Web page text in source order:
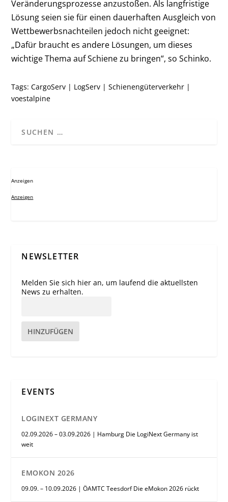
Veränderungsprozesse anzustoßen. Als langfristige
Lösung seien sie für einen dauerhaften Ausgleich von
Wettbewerbsnachteilen jedoch nicht geeignet:
„Dafür braucht es andere Lösungen, um dieses
wichtige Thema auf Schiene zu bringen“, so Schinko.
Tags:CargoServ | LogServ |Schienengüterverkehr |
voestalpine
Anzeigen
Anzeigen
NEWSLETTER
Melden Sie sich hier an, um laufend die aktuellsten
News zu erhalten.
HINZUFÜGEN
EVENTS
LOGINEXT GERMANY
02.09.2026 – 03.09.2026 | Hamburg Die LogiNext Germany ist
weit
EMOKON 2026
09.09. – 10.09.2026 | ÖAMTC Teesdorf Die eMokon 2026 rückt